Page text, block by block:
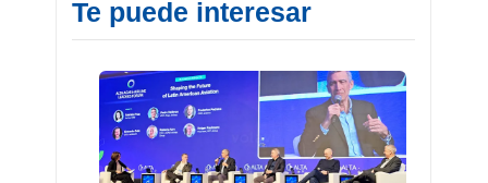
Te puede interesar